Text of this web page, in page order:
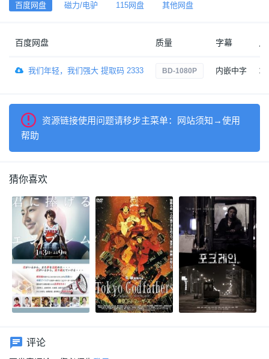
百度网盘 磁力/电驴 115网盘 其他网盘
百度网盘 质量 字幕
我们年轻，我们强大 提取码 2333 BD-1080P 内嵌中字 18
资源链接使用问题请移步主菜单：网站须知→使用
帮助
猜你喜欢
评论